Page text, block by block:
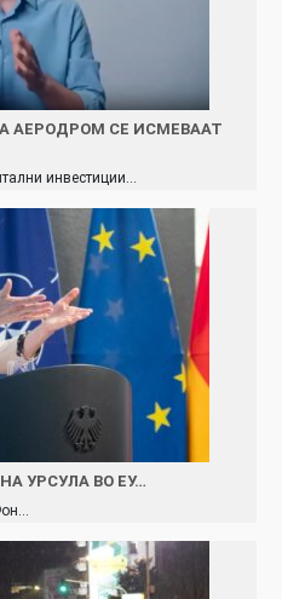
АЕРОДРОМ СЕ ИСМЕВААТ
инвестиции…
УРСУЛА ВО ЕУ…